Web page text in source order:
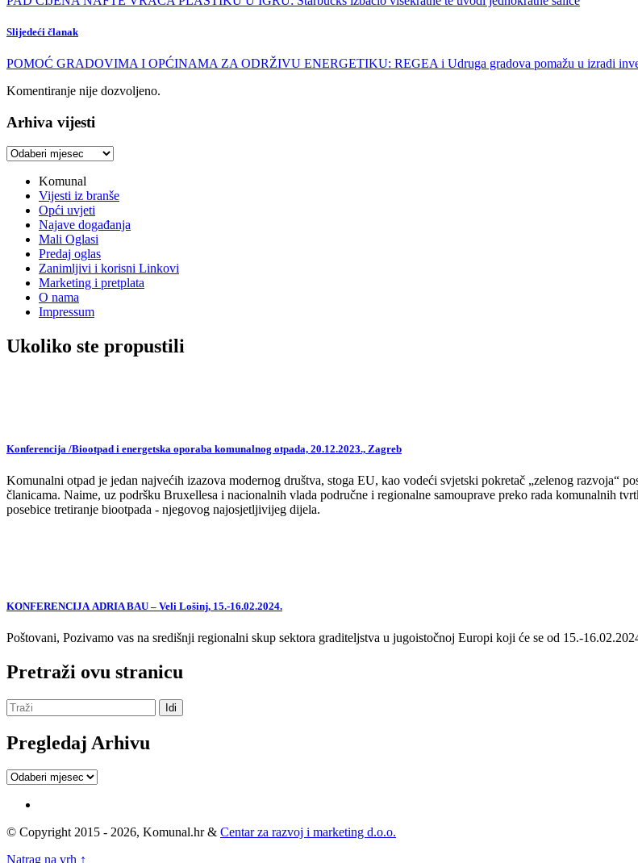
Slijedeći članak
POMOĆ GRADOVIMA I OPĆINAMA ZA ODRŽIVU ENERGETIKU: REGEA i Udruga gradova pomažu u izradi
Komentiranje nije dozvoljeno.
Arhiva vijesti
Arhiva
Komunal
Vijesti iz branše
Opći uvjeti
Najave događanja
Mali Oglasi
Predaj oglas
Zanimljivi i korisni Linkovi
Marketing i pretplata
O nama
Impressum
Ukoliko ste propustili
Konferencija /Biootpad i energetska oporaba komunalnog otpada, 20.12.2023., Zagreb
Komunalni otpad je jedan najvećih izazova modernog društva, stoga EU, kao vodeći svjetski pokretač „zelenog razvoja“
članicama. Naime, uz podršku Bruxellesa i nacionalnih vlada područne i regionalne samouprave preko rada komunalnih
posebice tretiranje biootpada - njegovog najosjetljivijeg dijela.
KONFERENCIJA ADRIA BAU – Veli Lošinj, 15.-16.02.2024.
Poštovani, Pozivamo vas na središnji regionalni skup sektora graditeljstva u jugoistočnoj Europi koji će se od 15.-
Pretraži ovu stranicu
Pregledaj Arhivu
Pregledaj
© Copyright 2015 - 2026, Komunal.hr & Centar za razvoj i marketing d.o.o.
Natrag na vrh ↑